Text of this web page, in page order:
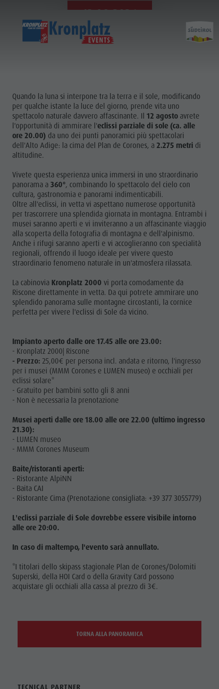
12.08.2026
Quando la luna si interpone tra la terra e il sole, modificando
per qualche istante la luce del giorno, prende vita uno
spettacolo naturale davvero affascinante. Il 12 agostoavrete
l'opportunità di ammirare l'eclissi parziale di sole (ca. alle
ore 20.00) da uno dei punti panoramici più spettacolari
dell'Alto Adige: la cima del Plan de Corones, a 2.275 metri di
altitudine.
Vivete questa esperienza unica immersi in uno straordinario
panorama a 360°, combinando lo spettacolo del cielo con
cultura, gastronomia e panorami indimenticabili.
Oltre all'eclissi, in vetta vi aspettano numerose opportunità
per trascorrere una splendida giornata in montagna. Entrambi i
musei saranno aperti e vi inviteranno a un affascinante viaggio
alla scoperta della fotografia di montagna e dell'alpinismo.
Anche i rifugi saranno aperti e vi accoglieranno con specialità
regionali, offrendo il luogo ideale per vivere questo
straordinario fenomeno naturale in un'atmosfera rilassata.
La cabinovia Kronplatz 2000 vi porta comodamente da
Riscone direttamente in vetta. Da qui potrete ammirare uno
splendido panorama sulle montagne circostanti, la cornice
perfetta per vivere l'eclissi di Sole da vicino.
Impianto aperto dalle ore 17.45 alle ore 23.00:
- Kronplatz 2000| Riscone
- Prezzo:25,00€ per persona incl. andata e ritorno, l'ingresso
per i musei (MMM Corones e LUMEN museo) e occhiali per
eclissi solare*
- Gratuito per bambini sotto gli 8 anni
- Non è necessaria la prenotazione
Musei aperti dalle ore 18.00 alle ore 22.00 (ultimo ingresso
21.30):
- LUMEN museo
- MMM Corones Museum
Baite/ristoranti aperti:
- Ristorante AlpiNN
- Baita CAI
- Ristorante Cima (Prenotazione consigliata: +39 377 3055779)
L'eclissi parziale di Sole dovrebbe essere visibile intorno
alle ore 20:00.
In caso di maltempo, l'evento sarà annullato.
*I titolari dello skipass stagionale Plan de Corones/Dolomiti
Superski, della HOI Card o della Gravity Card possono
acquistare gli occhiali alla cassa al prezzo di 3€.
TORNA ALLA PANORAMICA
TECNICAL PARTNER